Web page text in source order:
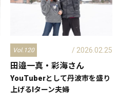
Vol.120
田邉一真・彩海さん
/ 2026.02.25
YouTuberとして丹波市を盛り
上げるIターン夫婦